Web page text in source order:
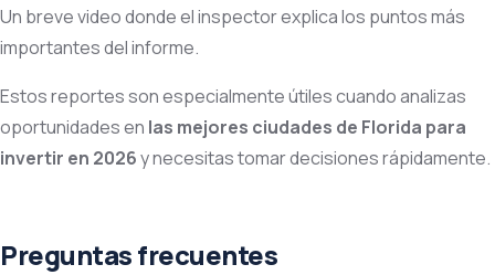
Un breve video donde el inspector explica los puntos más
importantes del informe.
Estos reportes son especialmente útiles cuando analizas
oportunidades en las mejores ciudades de Florida para
invertir en 2026y necesitas tomar decisiones rápidamente.
Preguntas frecuentes